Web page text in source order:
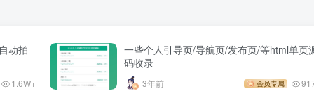
动拍
1.6W+
一些个人引导页/导航页/发布页/等html单页
码收录
3年前 会员专属